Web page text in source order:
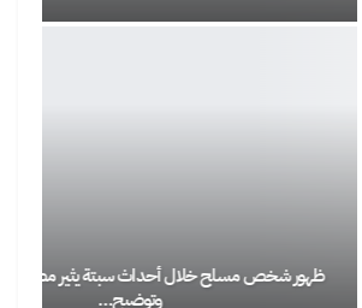
خلال أحداث سبتة يثير مطالب بفتح تحقيق